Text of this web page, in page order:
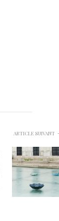
ARTICLE SUIVANT